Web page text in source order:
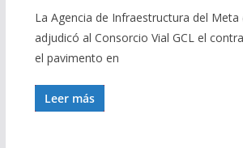
La Agencia de Infraestructura del Meta
adjudicó al Consorcio Vial GCL el
el pavimento en
Leer más